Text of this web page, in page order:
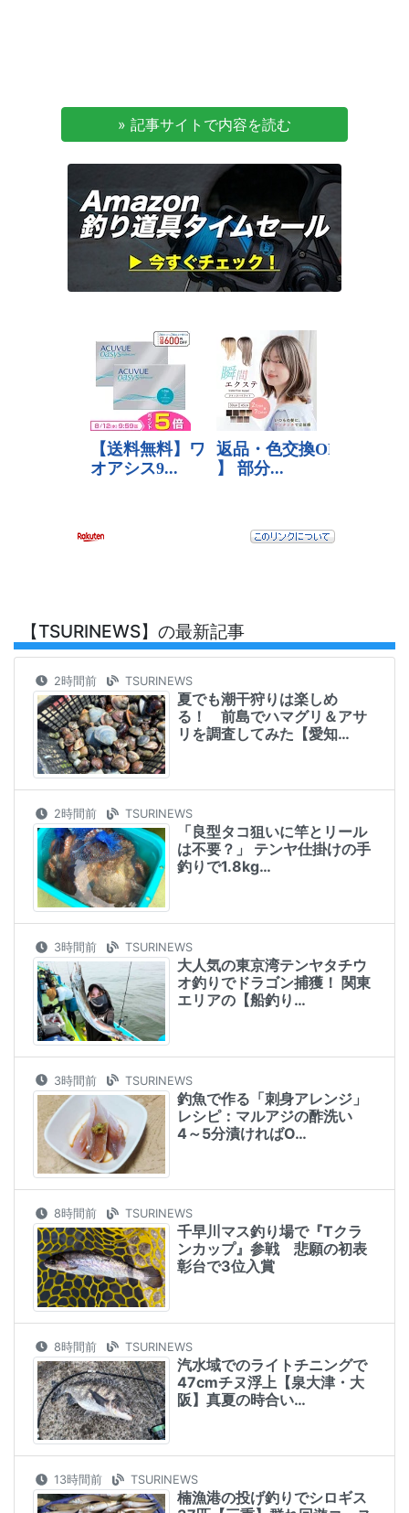
» 記事サイトで内容を読む
【TSURINEWS】の最新記事
2時間前 TSURINEWS
夏でも潮干狩りは楽しめ
る！ 前島でハマグリ＆アサ
リを調査してみた【愛知…
2時間前 TSURINEWS
「良型タコ狙いに竿とリール
は不要？」 テンヤ仕掛けの手
釣りで1.8kg…
3時間前 TSURINEWS
大人気の東京湾テンヤタチウ
オ釣りでドラゴン捕獲！ 関東
エリアの【船釣り…
3時間前 TSURINEWS
釣魚で作る「刺身アレンジ」
レシピ：マルアジの酢洗い
4～5分漬ければO…
8時間前 TSURINEWS
千早川マス釣り場で『Tクラ
ンカップ』参戦 悲願の初表
彰台で3位入賞
8時間前 TSURINEWS
汽水域でのライトチニングで
47cmチヌ浮上【泉大津・大
阪】真夏の時合い…
13時間前 TSURINEWS
楠漁港の投げ釣りでシロギス